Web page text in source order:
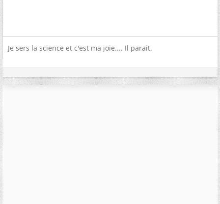
Je sers la science et c'est ma joie.... Il parait.